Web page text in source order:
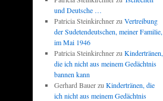
und Deutsche …
Patricia Steinkirchnerzu Vertreibung
der Sudetendeutschen, meiner Familie,
im Mai 1946
Patricia Steinkirchnerzu Kindertränen,
die ich nicht aus meinem Gedächtnis
bannen kann
Gerhard Bauerzu Kindertränen, die
ich nicht aus meinem Gedächtnis